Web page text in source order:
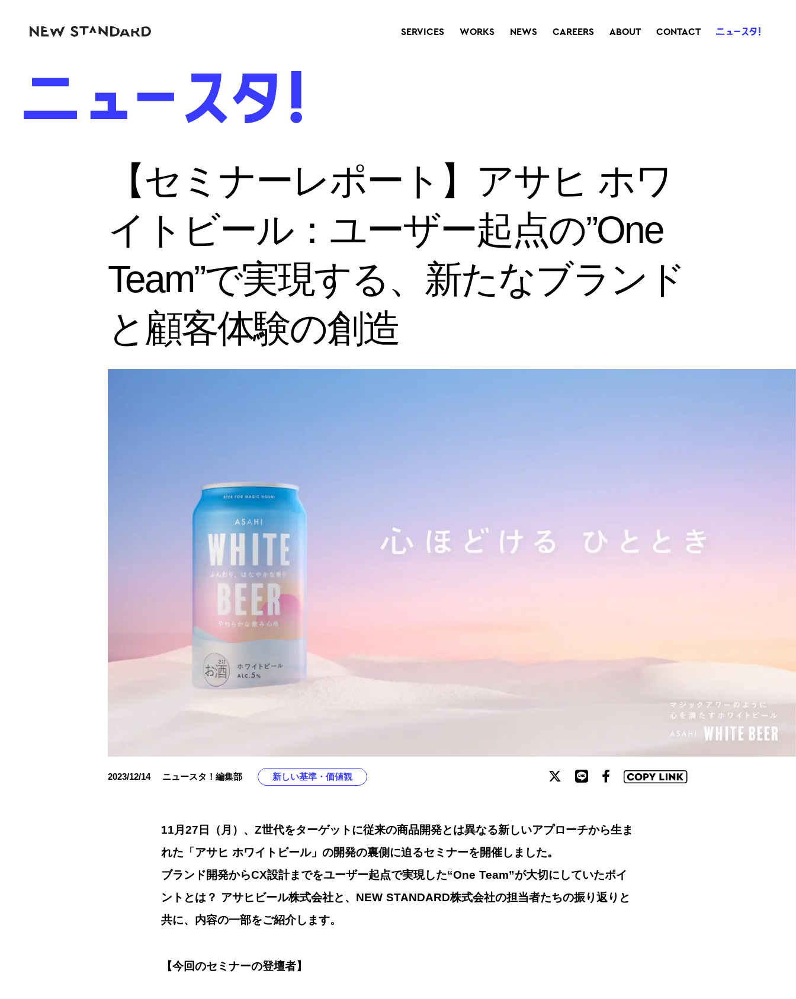
SERVICES WORKS NEWS CAREERS ABOUT CONTACT
【セミナーレポート】アサヒ ホワ
イトビール：ユーザー起点の”One
Team”で実現する、新たなブランド
と顧客体験の創造
2023/12/14 ニュースタ！編集部 新しい基準・価値観
11月27日（月）、Z世代をターゲットに従来の商品開発とは異なる新しいアプローチから生ま
れた「アサヒ ホワイトビール」の開発の裏側に迫るセミナーを開催しました。
ブランド開発からCX設計までをユーザー起点で実現した“One Team”が大切にしていたポイ
ントとは？ アサヒビール株式会社と、NEW STANDARD株式会社の担当者たちの振り返りと
共に、内容の一部をご紹介します。
【今回のセミナーの登壇者】